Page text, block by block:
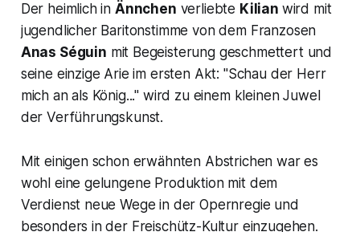
Der heimlich in Ännchen verliebte Kilian wird mit
jugendlicher Baritonstimme von dem Franzosen
Anas Séguin mit Begeisterung geschmettert und
seine einzige Arie im ersten Akt: "Schau der Herr
mich an als König..." wird zu einem kleinen Juwel
der Verführungskunst.
Mit einigen schon erwähnten Abstrichen war es
wohl eine gelungene Produktion mit dem
Verdienst neue Wege in der Opernregie und
besonders in der Freischütz- Kultur einzugehen.